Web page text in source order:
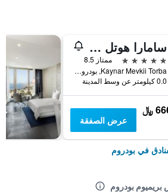
سامارا هوتل بودروم أولتر سشر امل جميع كلسدفت
5 نجوم
ممتاز 8.5
Kaynar Mevkii Torba, بودروم, تركيا
0.0 كيلومتر عن وسط المدينة
﷼
عرض الصفقة
في بودروم
بودروم